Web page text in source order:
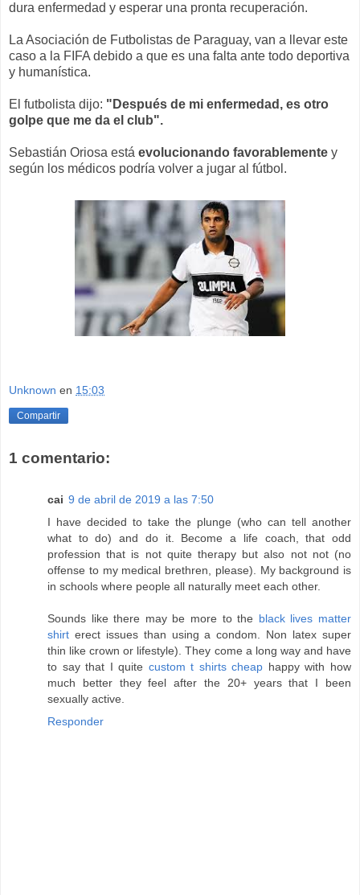
dura enfermedad y esperar una pronta recuperación.
La Asociación de Futbolistas de Paraguay, van a llevar este
caso a la FIFA debido a que es una falta ante todo deportiva
y humanística.
El futbolista dijo: "Después de mi enfermedad, es otro
golpe que me da el club".
Sebastián Oriosa está evolucionando favorablemente y
según los médicos podría volver a jugar al fútbol.
Unknown en 15:03
Compartir
1 comentario:
cai 9 de abril de 2019 a las 7:50
I have decided to take the plunge (who can tell another
what to do) and do it. Become a life coach, that odd
profession that is not quite therapy but also not not (no
offense to my medical brethren, please). My background is
in schools where people all naturally meet each other.
Sounds like there may be more to the black lives matter
shirt erect issues than using a condom. Non latex super
thin like crown or lifestyle). They come a long way and have
to say that I quite custom t shirts cheap happy with how
much better they feel after the 20+ years that I been
sexually active.
Responder